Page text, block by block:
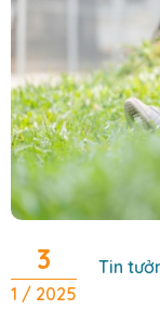
3
1 / 2025
Tin